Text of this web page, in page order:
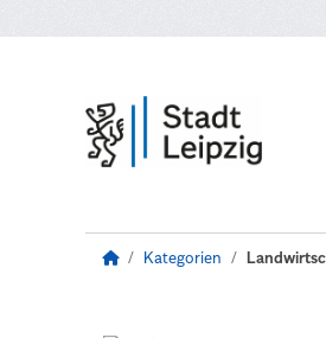
Kategorien